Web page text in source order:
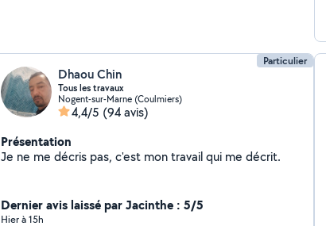
Particulier
Dhaou Chin
Tous les travaux
Nogent-sur-Marne (Coulmiers)
4,4/5 (94 avis)
Présentation
Je ne me décris pas, c'est mon travail qui me décrit.
Dernier avis laissé par Jacinthe : 5/5
Hier à 15h